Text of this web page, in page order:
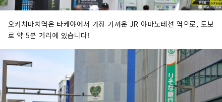
오카치마치역은 타케야에서 가장 가까운 JR 야마노테선 역으로, 도보
로 약 5분 거리에 있습니다!